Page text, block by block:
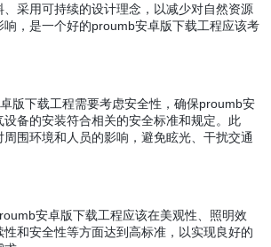
、采用可持续的设计理念，以减少对自然资源
，是一个好的proumb安卓版下载工程应该考
卓版下载工程需要考虑安全性，确保proumb安
备的安装符合相关的安全标准和规定。此
周围环境和人员的影响，避免眩光、干扰交通
proumb安卓版下载工程应该在美观性、照明效
持续性和安全性等方面达到高标准，以实现良好的